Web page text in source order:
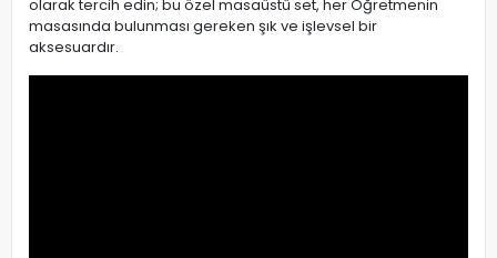
olarak tercih edin; bu özel masaüstü set, her Öğretmenin
masasında bulunması gereken şık ve işlevsel bir
aksesuardır.